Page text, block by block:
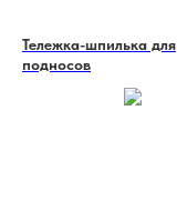
Тележка-шпилька для
подносов